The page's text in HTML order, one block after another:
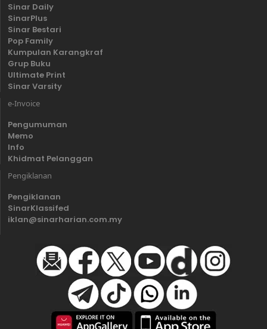
Sinar Daily
SinarPlus
Sinar Bestari
Pop Family
Kumpulan Karangkraf
Grup Buku
Ultimate Print
Sinar Varsity
e-Invoice
Pengumuman
Memo
Info
Khidmat Pelanggan
Pengiklanan
Pengiklanan
SinarKlassifed
iklan@sinarharian.com.my